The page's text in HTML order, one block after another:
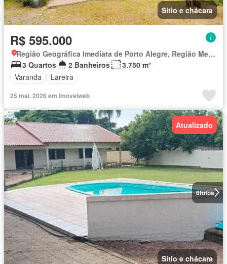
Sítio e chácara
R$ 595.000
Região Geográfica Imediata de Porto Alegre, Região Metropolitana de Porto Alegre
3 Quartos
2 Banheiros
3.750 m²
Varanda
Lareira
25 mai. 2026 em Imovelweb
6fotos
Atualizado
Sítio e chácara